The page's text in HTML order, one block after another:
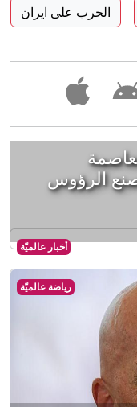
الحرب على ايران
أخبار عالميّة
الرؤوس
رياضة عالميّة